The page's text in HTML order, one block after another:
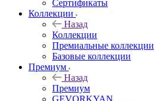
Сертификаты
Коллекции
Назад
Коллекции
Премиальные коллекции
Базовые коллекции
Премиум
Назад
Премиум
GEVORKYAN